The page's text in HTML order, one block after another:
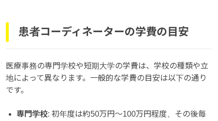
患者コーディネーターの学費の目安
医療事務の専門学校や短期大学の学費は、学校の種類や立
地によって異なります。一般的な学費の目安は以下の通り
です。
専門学校: 初年度は約50万円〜100万円程度、その後毎